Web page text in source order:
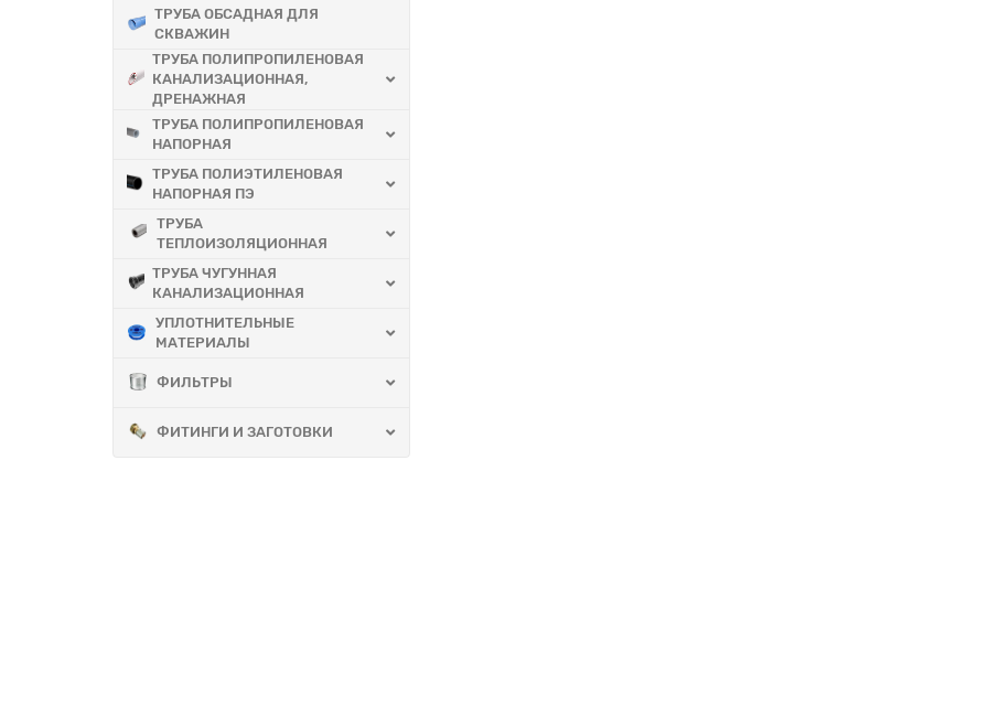
ТРУБА ОБСАДНАЯ ДЛЯ
СКВАЖИН
ТРУБА ПОЛИПРОПИЛЕНОВАЯ
КАНАЛИЗАЦИОННАЯ,
ДРЕНАЖНАЯ
ТРУБА ПОЛИПРОПИЛЕНОВАЯ
НАПОРНАЯ
ТРУБА ПОЛИЭТИЛЕНОВАЯ
НАПОРНАЯ ПЭ
ТРУБА
ТЕПЛОИЗОЛЯЦИОННАЯ
ТРУБА ЧУГУННАЯ
КАНАЛИЗАЦИОННАЯ
УПЛОТНИТЕЛЬНЫЕ
МАТЕРИАЛЫ
ФИЛЬТРЫ
ФИТИНГИ И ЗАГОТОВКИ